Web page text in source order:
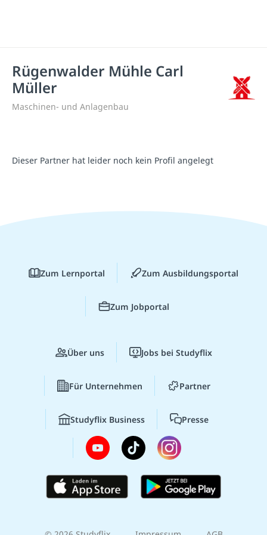
Rügenwalder Mühle Carl
Müller
Maschinen- und Anlagenbau
Dieser Partner hat leider noch kein Profil angelegt
Zum Lernportal Zum Ausbildungsportal
Zum Jobportal
Über uns Jobs bei Studyflix
Für Unternehmen Partner
Studyflix Business Presse